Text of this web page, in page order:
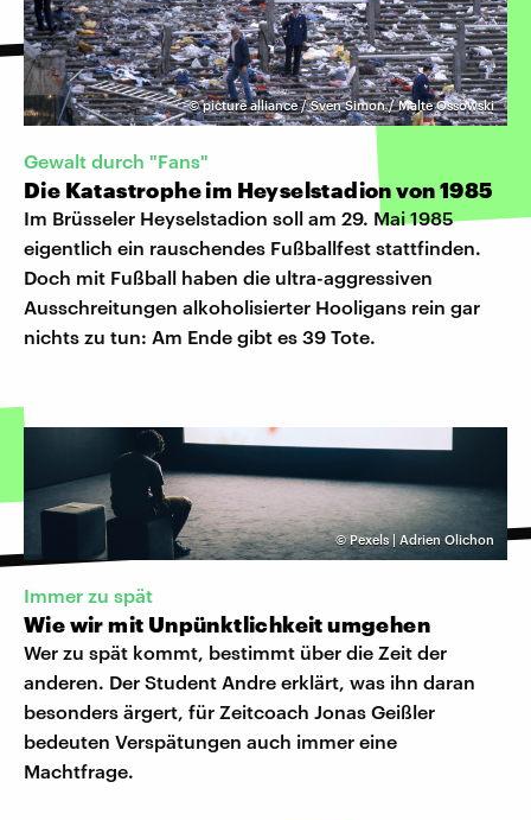
©picture alliance / Sven Simon / Malte Ossowski
Gewalt durch "Fans"
Die Katastrophe im Heyselstadion von 1985
Im Brüsseler Heyselstadion soll am 29. Mai 1985
eigentlich ein rauschendes Fußballfest stattfinden.
Doch mit Fußball haben die ultra-aggressiven
Ausschreitungen alkoholisierter Hooligans rein gar
nichts zu tun: Am Ende gibt es 39 Tote.
©Pexels | Adrien Olichon
Immer zu spät
Wie wir mit Unpünktlichkeit umgehen
Wer zu spät kommt, bestimmt über die Zeit der
anderen. Der Student Andre erklärt, was ihn daran
besonders ärgert, für Zeitcoach Jonas Geißler
bedeuten Verspätungen auch immer eine
Machtfrage.